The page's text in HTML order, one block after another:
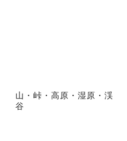
山・峠・高原・湿原・渓
谷